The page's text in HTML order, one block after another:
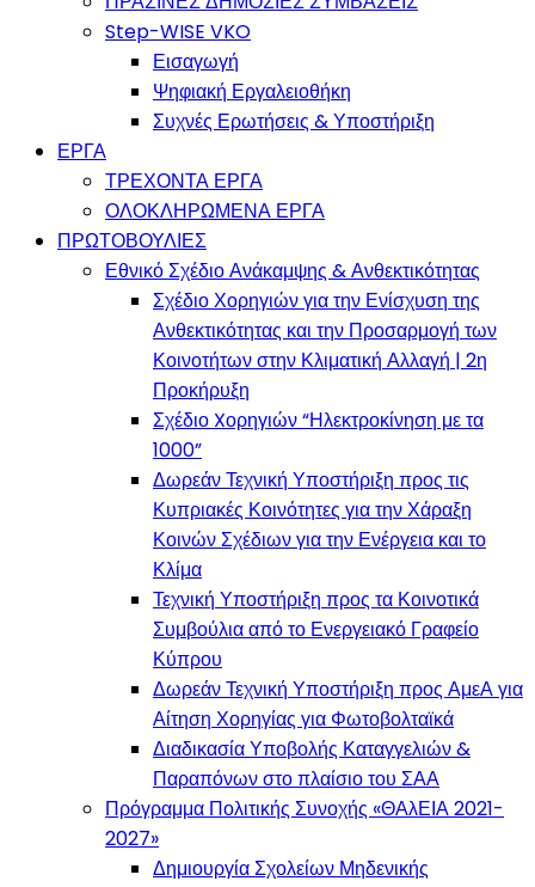
Step-WISE VKO
Εισαγωγή
Ψηφιακή Εργαλειοθήκη
Συχνές Ερωτήσεις & Υποστήριξη
ΕΡΓΑ
ΤΡΕΧΟΝΤΑ ΕΡΓΑ
ΟΛΟΚΛΗΡΩΜΕΝΑ ΕΡΓΑ
ΠΡΩΤΟΒΟΥΛΙΕΣ
Εθνικό Σχέδιο Ανάκαμψης & Ανθεκτικότητας
Σχέδιο Χορηγιών για την Ενίσχυση της
Ανθεκτικότητας και την Προσαρμογή των
Κοινοτήτων στην Κλιματική Αλλαγή | 2η
Προκήρυξη
Σχέδιο Xορηγιών “Ηλεκτροκίνηση με τα
1000”
Δωρεάν Τεχνική Υποστήριξη προς τις
Κυπριακές Κοινότητες για την Χάραξη
Κοινών Σχέδιων για την Ενέργεια και το
Κλίμα
Τεχνική Υποστήριξη προς τα Κοινοτικά
Συμβούλια από το Ενεργειακό Γραφείο
Κύπρου
Δωρεάν Τεχνική Υποστήριξη προς ΑμεΑ για
Αίτηση Χορηγίας για Φωτοβολταϊκά
Διαδικασία Υποβολής Καταγγελιών &
Παραπόνων στο πλαίσιο του ΣΑΑ
Πρόγραμμα Πολιτικής Συνοχής «ΘΑλΕΙΑ 2021-
2027»
Δημιουργία Σχολείων Μηδενικής